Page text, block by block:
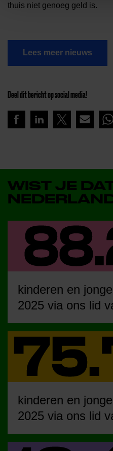
thuis niet genoeg geld is.
Lees meer nieuws
Deel dit bericht op social media!
WIST JE
kinderen en
2025 via ons lid
kinderen en
2025 via ons lid